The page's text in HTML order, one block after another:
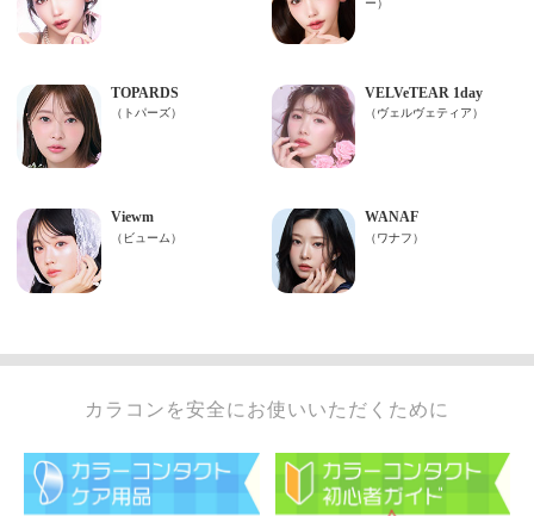
カラコンを安全にお使いいただくために